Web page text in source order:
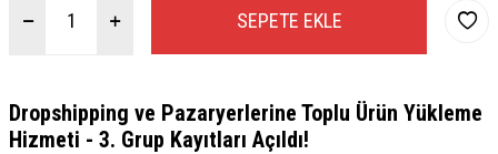
SEPETE EKLE
Dropshipping ve Pazaryerlerine Toplu Ürün Yükleme
Hizmeti - 3. Grup Kayıtları Açıldı!